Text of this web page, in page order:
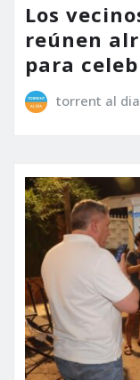
Los
reúnen
para
torrent al dia